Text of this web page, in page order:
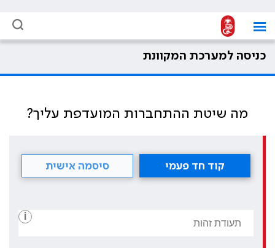
כניסה למערכת המקוונת
מה שיטת ההתחברות המועדפת עליך?
קוד חד פעמי סיסמה אישית
i